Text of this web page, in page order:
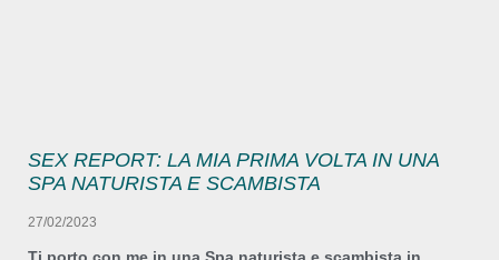
SEX REPORT: LA MIA PRIMA VOLTA IN UNA
SPA NATURISTA E SCAMBISTA
27/02/2023
Ti porto con me in una Spa naturista e scambista in